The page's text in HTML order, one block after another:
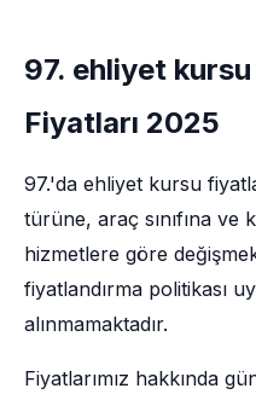
97. ehliyet
Fiyatları 2025
97.'da ehliyet kursu
türüne, araç sınıfına
hizmetlere göre
fiyatlandırma politikası
alınmamaktadır.
Fiyatlarımız hakkında